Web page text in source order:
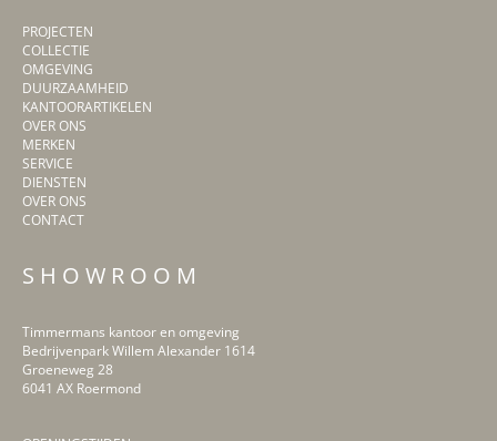
PROJECTEN
COLLECTIE
OMGEVING
DUURZAAMHEID
KANTOORARTIKELEN
OVER ONS
MERKEN
SERVICE
DIENSTEN
OVER ONS
CONTACT
S H O W R O O M
Timmermans kantoor en omgeving
Bedrijvenpark Willem Alexander 1614
Groeneweg 28
6041 AX Roermond